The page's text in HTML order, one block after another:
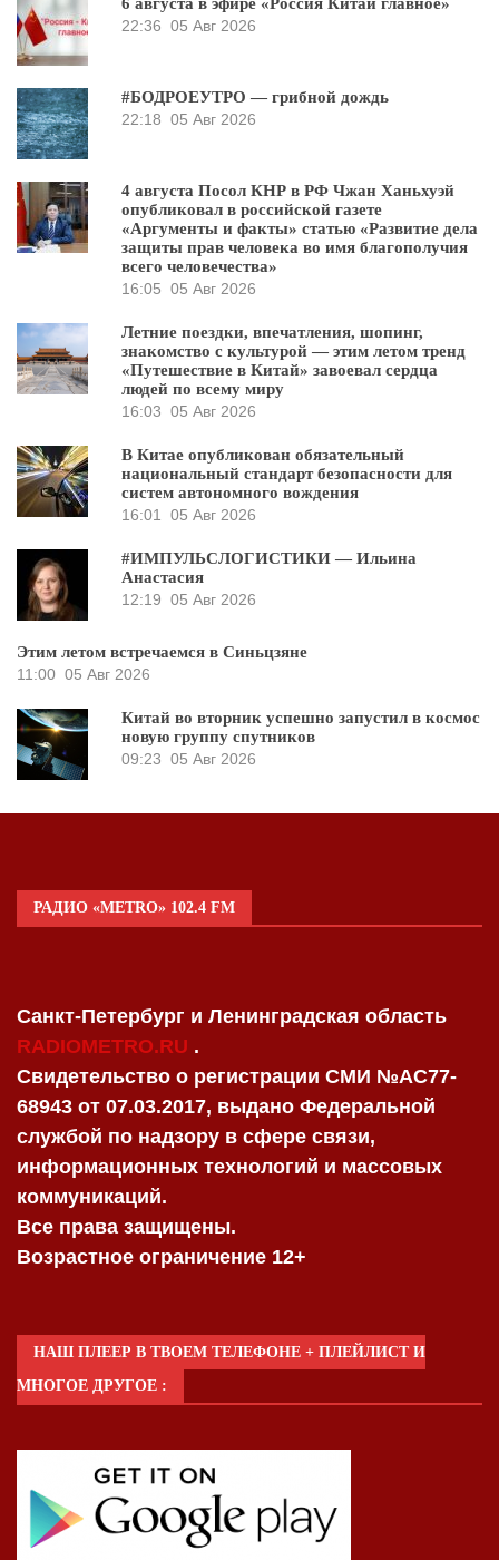
22:36 05 Авг 2026
#БОДРОЕУТРО — грибной дождь
22:18 05 Авг 2026
4 августа Посол КНР в РФ Чжан Ханьхуэй
опубликовал в российской газете
«Аргументы и факты» статью «Развитие дела
защиты прав человека во имя благополучия
всего человечества»
16:05 05 Авг 2026
Летние поездки, впечатления, шопинг,
знакомство с культурой — этим летом тренд
«Путешествие в Китай» завоевал сердца
людей по всему миру
16:03 05 Авг 2026
В Китае опубликован обязательный
национальный стандарт безопасности для
систем автономного вождения
16:01
05 Авг 2026
#ИМПУЛЬСЛОГИСТИКИ — Ильина
Анастасия
12:19 05 Авг 2026
Этим летом встречаемся в Синьцзяне
11:00 05 Авг 2026
Китай во вторник успешно запустил в космос
новую группу спутников
09:23 05 Авг 2026
РАДИО «METRO» 102.4 FM
Санкт-Петербург и Ленинградская область
RADIOMETRO.RU .
Свидетельство о регистрации СМИ №AC77-
68943 от 07.03.2017, выдано Федеральной
службой по надзору в сфере связи,
информационных технологий и массовых
коммуникаций.
Все права защищены.
Возрастное ограничение 12+
НАШ ПЛЕЕР В ТВОЕМ ТЕЛЕФОНЕ + ПЛЕЙЛИСТ И
МНОГОЕ ДРУГОЕ :